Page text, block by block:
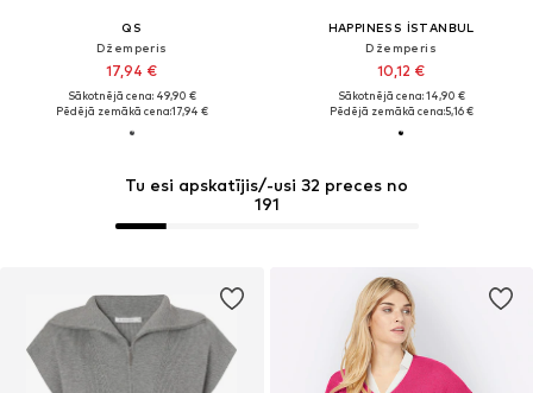
QS
Džemperis
17,94 €
Sākotnējā cena: 49,90 €
Pēdējā zemākā cena:17,94 €
HAPPINESS İSTANBUL
Džemperis
10,12 €
Sākotnējā cena: 14,90 €
Pēdējā zemākā cena:5,16 €
Tu esi apskatījis/-usi 32 preces no
191